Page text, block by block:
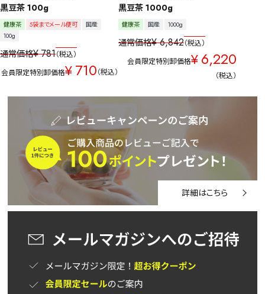
黒豆茶 100g
健康茶 5袋までメール便可
国産
100g
通常価格¥ 781 税込
会員限定特別卸価格¥710 税込
黒豆茶 1000g
健康茶 国産 1000g
通常価格¥ 6,842 税込
会員限定特別卸価格¥6,220
税込
詳細はこちら